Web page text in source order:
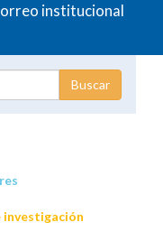
institucional
investigación